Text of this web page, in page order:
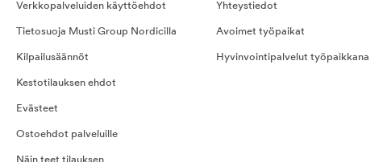
Verkkopalveluiden käyttöehdot
Tietosuoja Musti Group Nordicilla
Kilpailusäännöt
Kestotilauksen ehdot
Evästeet
Ostoehdot palveluille
Yhteystiedot
Avoimet työpaikat
Hyvinvointipalvelut työpaikkana